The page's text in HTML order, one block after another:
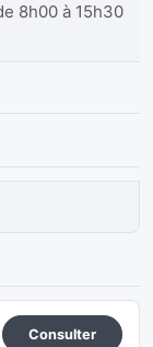
8h00 à 15h30
Consulter